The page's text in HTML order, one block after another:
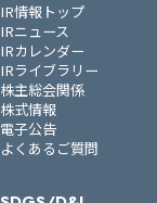
IR情報トップ
IRニュース
IRカレンダー
IRライブラリー
株主総会関係
株式情報
電子公告
よくあるご質問